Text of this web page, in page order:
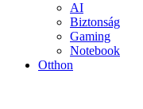
AI
Biztonság
Gaming
Notebook
Otthon